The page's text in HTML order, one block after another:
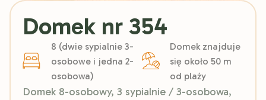
Domek nr 354
8 (dwie sypialnie 3-
osobowe i jedna 2-
osobowa)
Domek znajduje
się około 50 m
od plaży
Domek 8-osobowy, 3 sypialnie / 3-osobowa,